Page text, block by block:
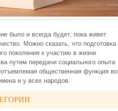
было и всегда будет, пока живет
Можно сказать, что подготовка
поколения к участию в жизни
путем передачи социального опыта
общественная функция во
и у всех народов.